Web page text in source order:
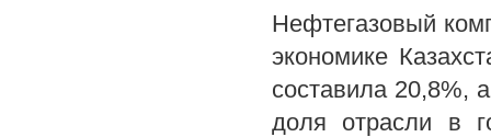
Нефтегазовый
экономике
составила 20,8%,
доля отрасли в